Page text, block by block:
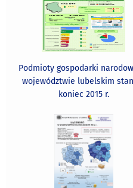
Podmioty gospodarki
województwie lubelskim
koniec 2015 r.